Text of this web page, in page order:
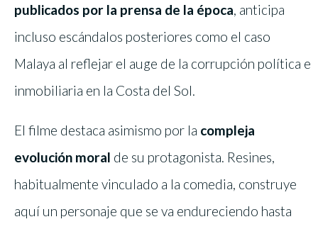
publicados por la prensa de la época, anticipa
incluso escándalos posteriores como el caso
Malaya al reflejar el auge de la corrupción política e
inmobiliaria en la Costa del Sol.
El filme destaca asimismo por la compleja
evolución moral de su protagonista. Resines,
habitualmente vinculado a la comedia, construye
aquí un personaje que se va endureciendo hasta